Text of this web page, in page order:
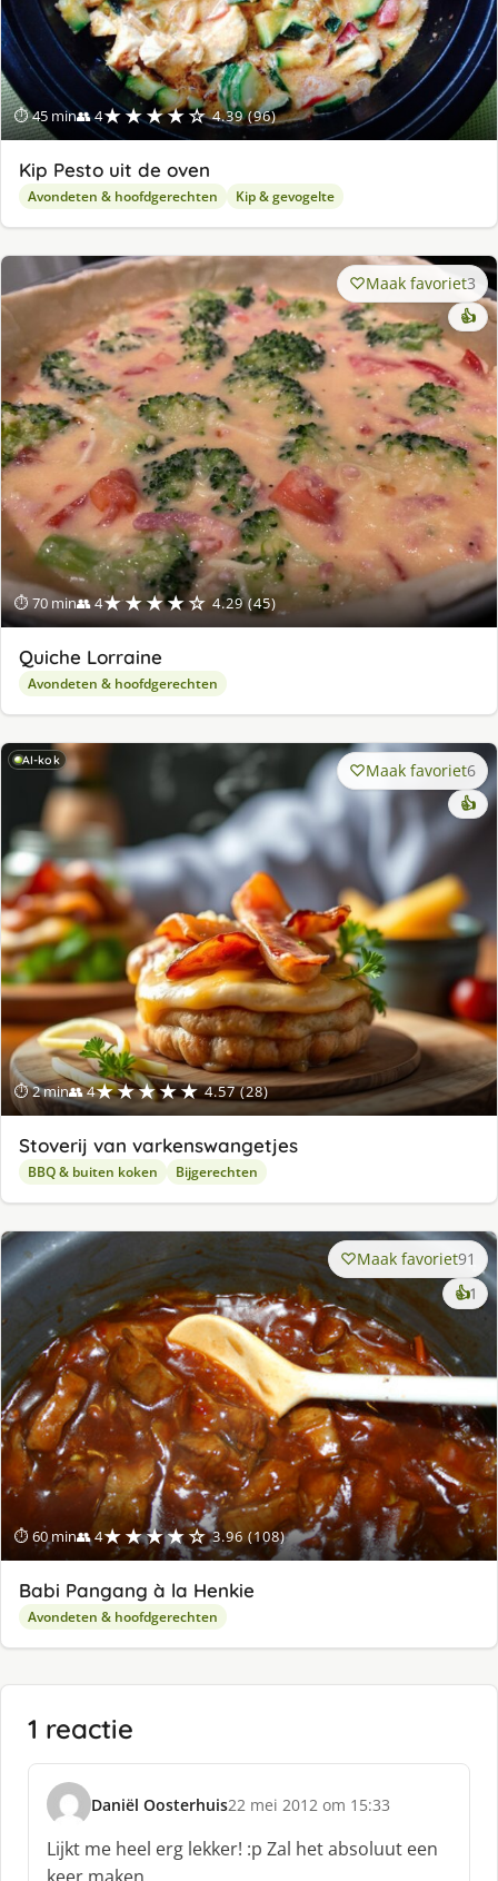
⏱ 45 min👥 4★★★★☆ 4.39 (96)
Kip Pesto uit de oven
Avondeten & hoofdgerechten Kip & gevogelte
⏱ 70 min👥 4★★★★☆ 4.29 (45)
Maak favoriet3
👍
Quiche Lorraine
Avondeten & hoofdgerechten
AI-kok
⏱ 2 min👥 4★★★★★ 4.57 (28)
Maak favoriet6
👍
Stoverij van varkenswangetjes
BBQ & buiten koken Bijgerechten
⏱ 60 min👥 4★★★★☆ 3.96 (108)
Maak favoriet91
👍1
Babi Pangang à la Henkie
Avondeten & hoofdgerechten
1 reactie
Daniël Oosterhuis
s
c
h
22 mei 2012 om 15:33
Lijkt me heel erg lekker! :p Zal het absoluut een